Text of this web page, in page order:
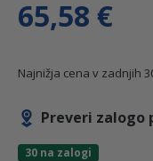
65,58 €
Najnižja cena v zadnjih
Preveri zalogo
30 na zalogi